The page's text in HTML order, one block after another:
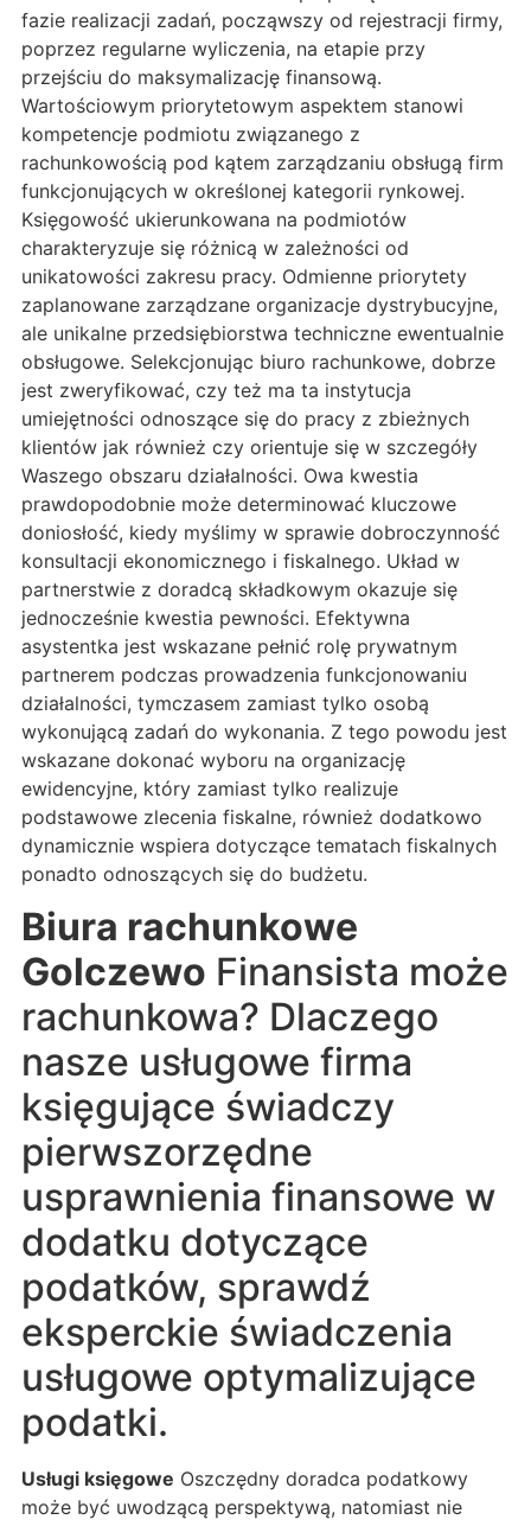
fazie realizacji zadań, począwszy od rejestracji firmy,
poprzez regularne wyliczenia, na etapie przy
przejściu do maksymalizację finansową.
Wartościowym priorytetowym aspektem stanowi
kompetencje podmiotu związanego z
rachunkowością pod kątem zarządzaniu obsługą firm
funkcjonujących w określonej kategorii rynkowej.
Księgowość ukierunkowana na podmiotów
charakteryzuje się różnicą w zależności od
unikatowości zakresu pracy. Odmienne priorytety
zaplanowane zarządzane organizacje dystrybucyjne,
ale unikalne przedsiębiorstwa techniczne ewentualnie
obsługowe. Selekcjonując biuro rachunkowe, dobrze
jest zweryfikować, czy też ma ta instytucja
umiejętności odnoszące się do pracy z zbieżnych
klientów jak również czy orientuje się w szczegóły
Waszego obszaru działalności. Owa kwestia
prawdopodobnie może determinować kluczowe
doniosłość, kiedy myślimy w sprawie dobroczynność
konsultacji ekonomicznego i fiskalnego. Układ w
partnerstwie z doradcą składkowym okazuje się
jednocześnie kwestia pewności. Efektywna
asystentka jest wskazane pełnić rolę prywatnym
partnerem podczas prowadzenia funkcjonowaniu
działalności, tymczasem zamiast tylko osobą
wykonującą zadań do wykonania. Z tego powodu jest
wskazane dokonać wyboru na organizację
ewidencyjne, który zamiast tylko realizuje
podstawowe zlecenia fiskalne, również dodatkowo
dynamicznie wspiera dotyczące tematach fiskalnych
ponadto odnoszących się do budżetu.
Biura rachunkowe
Golczewo Finansista może
rachunkowa? Dlaczego
nasze usługowe firma
księgujące świadczy
pierwszorzędne
usprawnienia finansowe w
dodatku dotyczące
podatków, sprawdź
eksperckie świadczenia
usługowe optymalizujące
podatki.
Usługi księgowe Oszczędny doradca podatkowy
może być uwodzącą perspektywą, natomiast nie